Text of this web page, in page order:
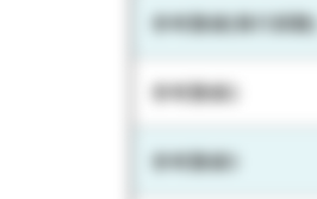
参考数値(発行部数)
参考数値2
参考数値3